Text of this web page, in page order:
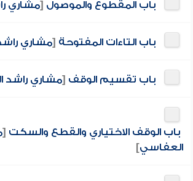
باب المقطوع والموصول [مشاري
باب التاءات المفتوحة [مشاري
باب تقسيم الوقف [مشاري راشد
باب الوقف الاختياري والقطع والسكت [
العفاسي]